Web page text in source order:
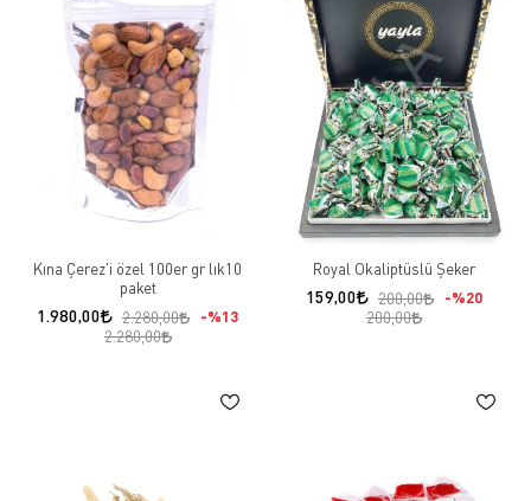
Kına Çerez'i özel 100er gr lık10
paket
1.980,00 2.280,00
%13
2.280,00
Royal Okaliptüslü Şeker
159,00 200,00
%20
200,00